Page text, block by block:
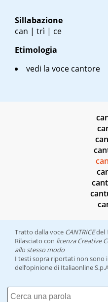
Sillabazione
can | trì | ce
Etimologia
vedi la voce cantore
Tratto dalla voce CANTRICEdel
Rilasciato con licenza Creative
allo stesso modo
I testi sopra riportati non sono
dell’opinione di Italiaonline